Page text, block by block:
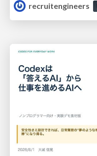
recruitengineers